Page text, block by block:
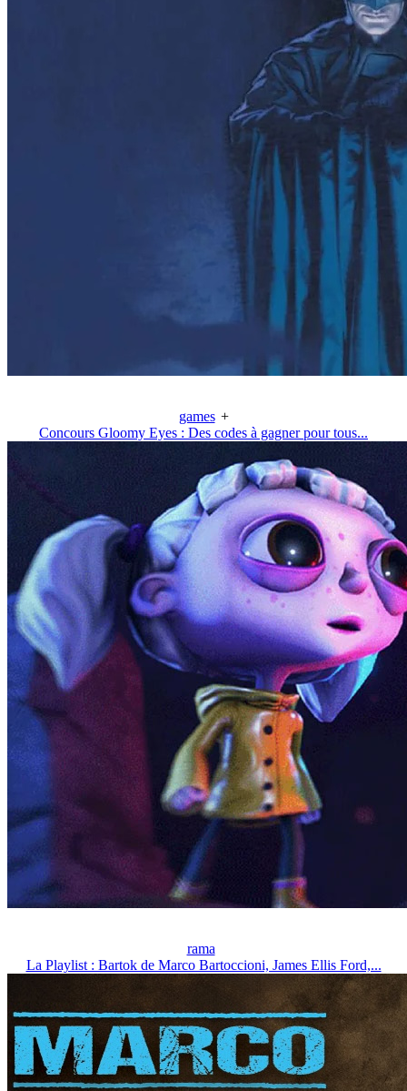
games +
Concours Gloomy Eyes : Des codes à gagner pour tous...
rama
La Playlist : Bartok de Marco Bartoccioni, James Ellis Ford,...